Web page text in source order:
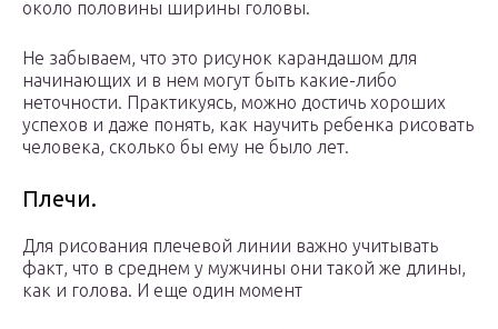
около половины ширины головы.
Не забываем, что это рисунок карандашом для
начинающих и в нем могут быть какие-либо
неточности. Практикуясь, можно достичь хороших
успехов и даже понять, как научить ребенка рисовать
человека, сколько бы ему не было лет.
Плечи.
Для рисования плечевой линии важно учитывать
факт, что в среднем у мужчины они такой же длины,
как и голова. И еще один момент